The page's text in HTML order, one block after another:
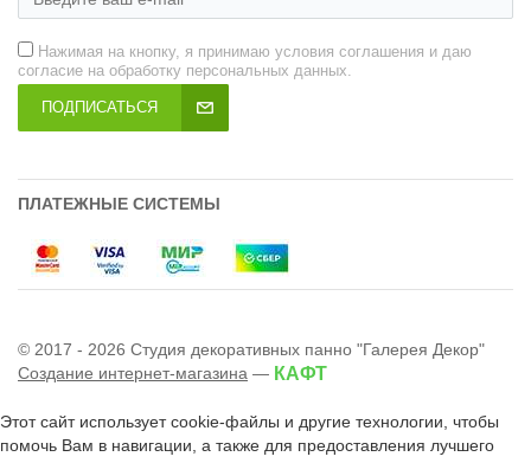
Нажимая на кнопку, я принимаю условия соглашения и даю
согласие на обработку персональных данных.
ПОДПИСАТЬСЯ
ПЛАТЕЖНЫЕ СИСТЕМЫ
© 2017 - 2026 Студия декоративных панно "Галерея Декор"
Создание интернет-магазина — КАФТ
Этот сайт использует cookie-файлы и другие технологии, чтобы
помочь Вам в навигации, а также для предоставления лучшего